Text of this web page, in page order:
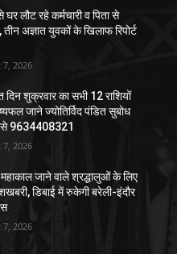
लौट रहे कर्मचारी व पिता से
तीन अज्ञात युवकों के खिलाफ रिपोर्ट
2026
शुक्रवार का सभी 12 राशियों
जाने ज्योतिर्विद पंडित सुबोध
से 9634408321
2026
जाने वाले श्रद्धालुओं के लिए
डिबाई में रुकेगी बरेली-इंदौर
2026